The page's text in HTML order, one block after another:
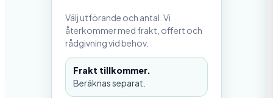
Välj utförande och antal. Vi
återkommer med frakt, offert och
rådgivning vid behov.
Frakt tillkommer.
Beräknas separat.